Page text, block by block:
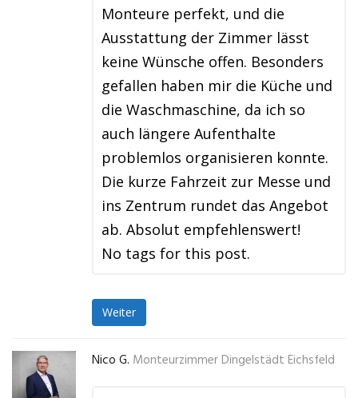
Monteure perfekt, und die
Ausstattung der Zimmer lässt
keine Wünsche offen. Besonders
gefallen haben mir die Küche und
die Waschmaschine, da ich so
auch längere Aufenthalte
problemlos organisieren konnte.
Die kurze Fahrzeit zur Messe und
ins Zentrum rundet das Angebot
ab. Absolut empfehlenswert!
No tags for this post.
Weiter
Nico G. Monteurzimmer Dingelstädt Eichsfeld